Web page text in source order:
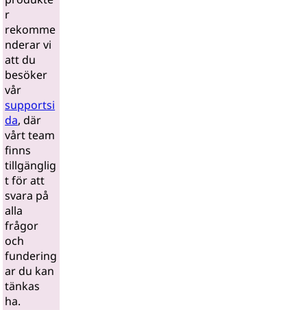
r
rekomme
nderar vi
att du
besöker
vår
supportsi
da, där
vårt team
finns
tillgänglig
t för att
svara på
alla
frågor
och
fundering
ar du kan
tänkas
ha.